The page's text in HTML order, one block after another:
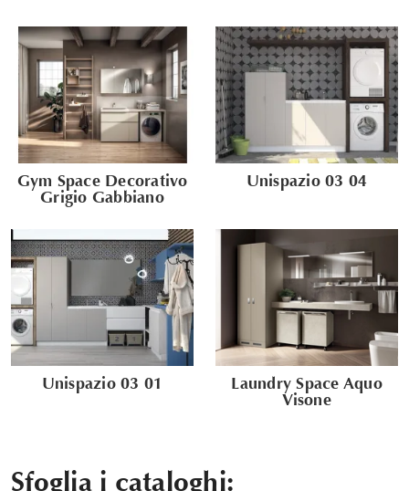
Gym Space Decorativo
Grigio Gabbiano
Unispazio 03 04
Unispazio 03 01
Laundry Space Aquo
Visone
Sfoglia i cataloghi: